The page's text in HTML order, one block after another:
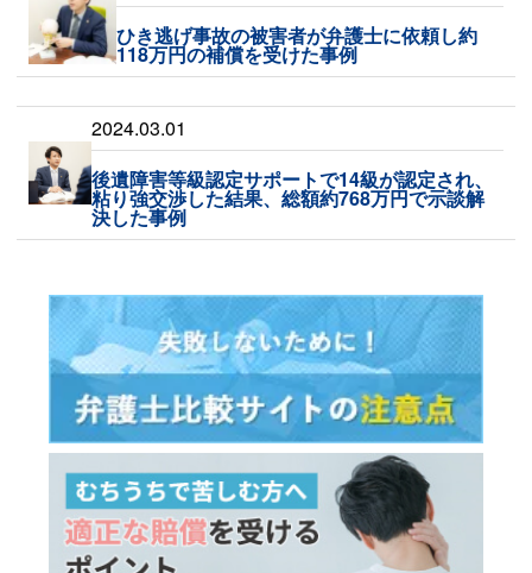
ひき逃げ事故の被害者が弁護士に依頼し約
118万円の補償を受けた事例
2024.03.01
後遺障害等級認定サポートで14級が認定され、
粘り強交渉した結果、総額約768万円で示談解
決した事例